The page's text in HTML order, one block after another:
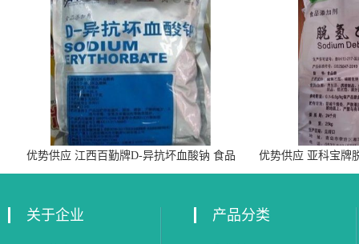
优势供应 江西百勤牌D-异抗坏血酸钠 食品
级抗氧化剂
优势供应 亚科宝牌
关于企业 产品分类